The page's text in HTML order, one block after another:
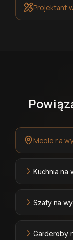
Projektant
Meble na
Kuchnia na
Szafy na
Garderoby